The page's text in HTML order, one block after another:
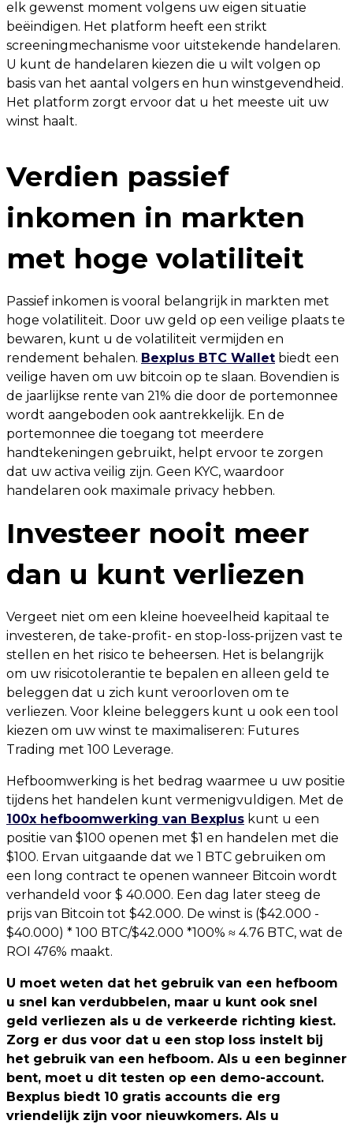
elk gewenst moment volgens uw eigen situatie
beëindigen. Het platform heeft een strikt
screeningmechanisme voor uitstekende handelaren.
U kunt de handelaren kiezen die u wilt volgen op
basis van het aantal volgers en hun winstgevendheid.
Het platform zorgt ervoor dat u het meeste uit uw
winst haalt.
Verdien passief
inkomen in markten
met hoge volatiliteit
Passief inkomen is vooral belangrijk in markten met
hoge volatiliteit. Door uw geld op een veilige plaats te
bewaren, kunt u de volatiliteit vermijden en
rendement behalen. Bexplus BTC Wallet biedt een
veilige haven om uw bitcoin op te slaan. Bovendien is
de jaarlijkse rente van 21% die door de portemonnee
wordt aangeboden ook aantrekkelijk. En de
portemonnee die toegang tot meerdere
handtekeningen gebruikt, helpt ervoor te zorgen
dat uw activa veilig zijn. Geen KYC, waardoor
handelaren ook maximale privacy hebben.
Investeer nooit meer
dan u kunt verliezen
Vergeet niet om een ​​kleine hoeveelheid kapitaal te
investeren, de take-profit- en stop-loss-prijzen vast te
stellen en het risico te beheersen. Het is belangrijk
om uw risicotolerantie te bepalen en alleen geld te
beleggen dat u zich kunt veroorloven om te
verliezen. Voor kleine beleggers kunt u ook een tool
kiezen om uw winst te maximaliseren: Futures
Trading met 100 Leverage.
Hefboomwerking is het bedrag waarmee u uw positie
tijdens het handelen kunt vermenigvuldigen. Met de
100x hefboomwerking van Bexplus kunt u een
positie van $100 openen met $1 en handelen met die
$100. Ervan uitgaande dat we 1 BTC gebruiken om
een ​​long contract te openen wanneer Bitcoin wordt
verhandeld voor $ 40.000. Een dag later steeg de
prijs van Bitcoin tot $42.000. De winst is ($42.000 -
$40.000) * 100 BTC/$42.000 *100% ≈ 4.76 BTC, wat de
ROI 476% maakt.
U moet weten dat het gebruik van een hefboom
u snel kan verdubbelen, maar u kunt ook snel
geld verliezen als u de verkeerde richting kiest.
Zorg er dus voor dat u een stop loss instelt bij
het gebruik van een hefboom. Als u een beginner
bent, moet u dit testen op een demo-account.
Bexplus biedt 10 gratis accounts die erg
vriendelijk zijn voor nieuwkomers. Als u